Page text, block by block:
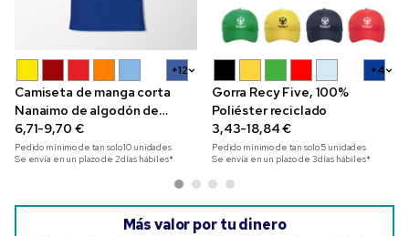
+12
Camiseta de manga corta
Nanaimo de algodón de
160 g/m²
6,71-9,70 €
Pedido mínimo de tan solo10 unidades
Se envía en un plazo de 2 días hábiles*
+4
Gorra Recy Five, 100%
Poliéster reciclado
3,43-18,84 €
Pedido mínimo de tan solo5 unidades
Se envía en un plazo de 3 días hábiles*
Más valor por tu dinero